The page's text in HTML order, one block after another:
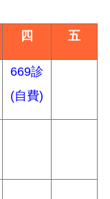
四 五
669診
(自費)